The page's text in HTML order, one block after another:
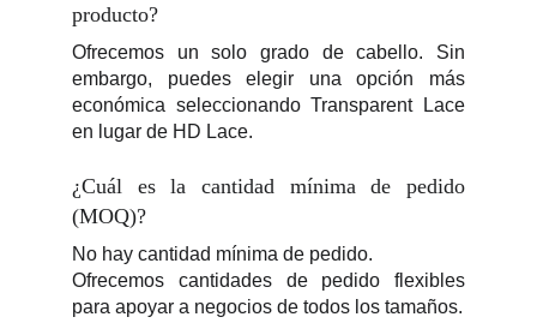
¿Cuál es la cantidad mínima de pedido
(MOQ)?
No hay cantidad mínima de pedido.
Ofrecemos cantidades de pedido flexibles
para apoyar a negocios de todos los tamaños.
producto?
Ofrecemos un solo grado de cabello. Sin
embargo, puedes elegir una opción más
económica seleccionando Transparent Lace
en lugar de HD Lace.